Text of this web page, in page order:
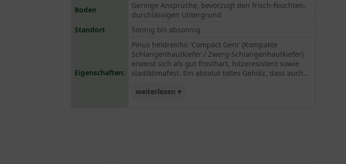
Boden
Geringe Ansprüche, bevorzugt den frisch-feuchten,
durchlässigen Untergrund
Standort
Sonnig bis absonnig
Eigenschaften:
Pinus heldreichii 'Compact Gem' (Kompakte
Schlangenhautkiefer / Zwerg-Schlangenhautkiefer)
erweist sich als gut frosthart, hitzeresistent sowie
stadtklimafest. Ein absolut tolles Gehölz, dass auch...
weiterlesen ▾